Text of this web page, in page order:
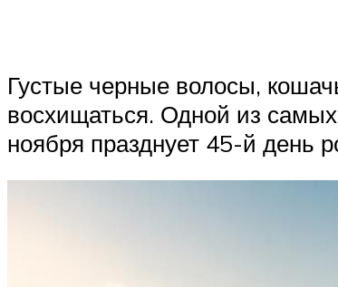
Густые черные волосы,
восхищаться. Одной из
ноября празднует 45-й день